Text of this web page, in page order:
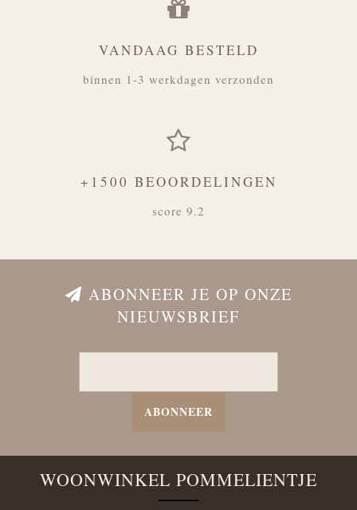
VANDAAG BESTELD
binnen 1-3 werkdagen verzonden
+1500 BEOORDELINGEN
score 9.2
ABONNEER JE OP ONZE
NIEUWSBRIEF
ABONNEER
WOONWINKEL POMMELIENTJE